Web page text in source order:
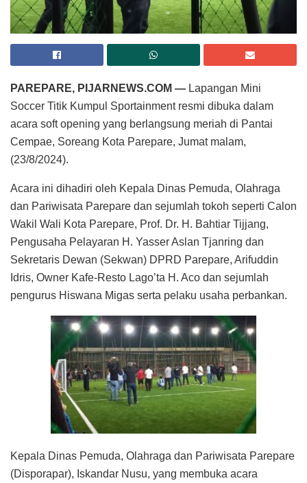
PAREPARE, PIJARNEWS.COM — Lapangan Mini
Soccer Titik Kumpul Sportainment resmi dibuka dalam
acara soft opening yang berlangsung meriah di Pantai
Cempae, Soreang Kota Parepare, Jumat malam,
(23/8/2024).
Acara ini dihadiri oleh Kepala Dinas Pemuda, Olahraga
dan Pariwisata Parepare dan sejumlah tokoh seperti Calon
Wakil Wali Kota Parepare, Prof. Dr. H. Bahtiar Tijjang,
Pengusaha Pelayaran H. Yasser Aslan Tjanring dan
Sekretaris Dewan (Sekwan) DPRD Parepare, Arifuddin
Idris, Owner Kafe-Resto Lago’ta H. Aco dan sejumlah
pengurus Hiswana Migas serta pelaku usaha perbankan.
Kepala Dinas Pemuda, Olahraga dan Pariwisata Parepare
(Disporapar), Iskandar Nusu, yang membuka acara